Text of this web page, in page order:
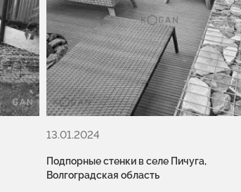
13.01.2024
Подпорные стенки в селе Пичуга,
Волгоградская область